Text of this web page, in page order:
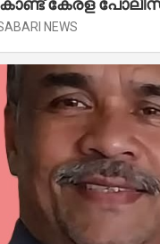
കേരള
NEWS